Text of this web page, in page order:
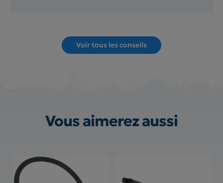
Voir tous les conseils
Vous aimerez aussi